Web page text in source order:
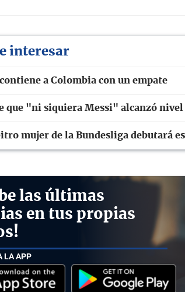
interesar
a Colombia con un empate
que "ni siquiera Messi" alcanzó nivel
mujer de la Bundesliga debutará
las últimas
en tus propias
LA APP